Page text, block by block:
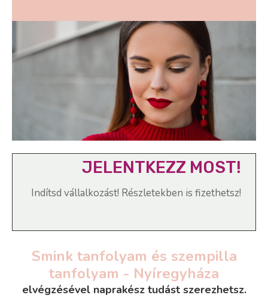
JELENTKEZZ MOST!
Indítsd vállalkozást! Részletekben is fizethetsz!
Smink tanfolyam és szempilla
tanfolyam - Nyíregyháza
elvégzésével naprakész tudást szerezhetsz.